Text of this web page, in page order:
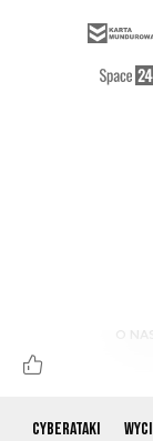
Cyberataki
O NAS